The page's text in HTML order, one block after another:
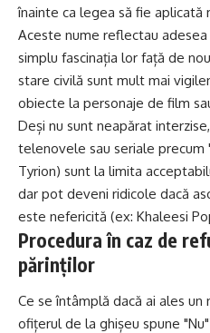
înainte ca legea să fie aplicată
Aceste nume reflectau
simplu fascinația lor față de
stare civilă sunt mult mai
obiecte la personaje de film
Deși nu sunt neapărat
telenovele sau seriale precum
Tyrion) sunt la limita
dar pot deveni ridicole dacă
este nefericită (ex: Khaleesi
Procedura în caz de
părinților
Ce se întâmplă dacă ai ales
ofițerul de la ghișeu spune